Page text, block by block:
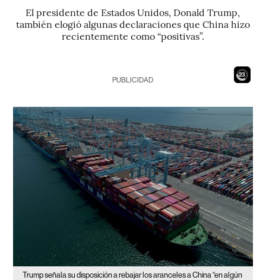
El presidente de Estados Unidos, Donald Trump,
también elogió algunas declaraciones que China hizo
recientemente como “positivas”.
21
PUBLICIDAD
Trump señala su disposición a rebajar los aranceles a China “en algún